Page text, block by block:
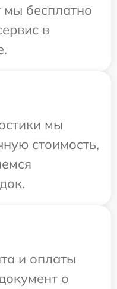
бесплатно
в
мы
стоимость,
и оплаты
о